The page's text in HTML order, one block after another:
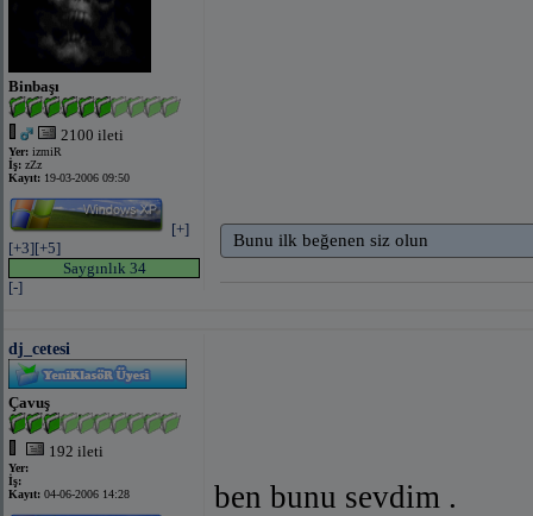
Binbaşı
2100 ileti
Yer: izmiR
İş: zZz
Kayıt: 19-03-2006 09:50
[+]
[+3][+5]
Saygınlık 34
[-]
Bunu ilk beğenen siz olun
dj_cetesi
Çavuş
192 ileti
Yer:
İş:
Kayıt: 04-06-2006 14:28 ben bunu sevdim .